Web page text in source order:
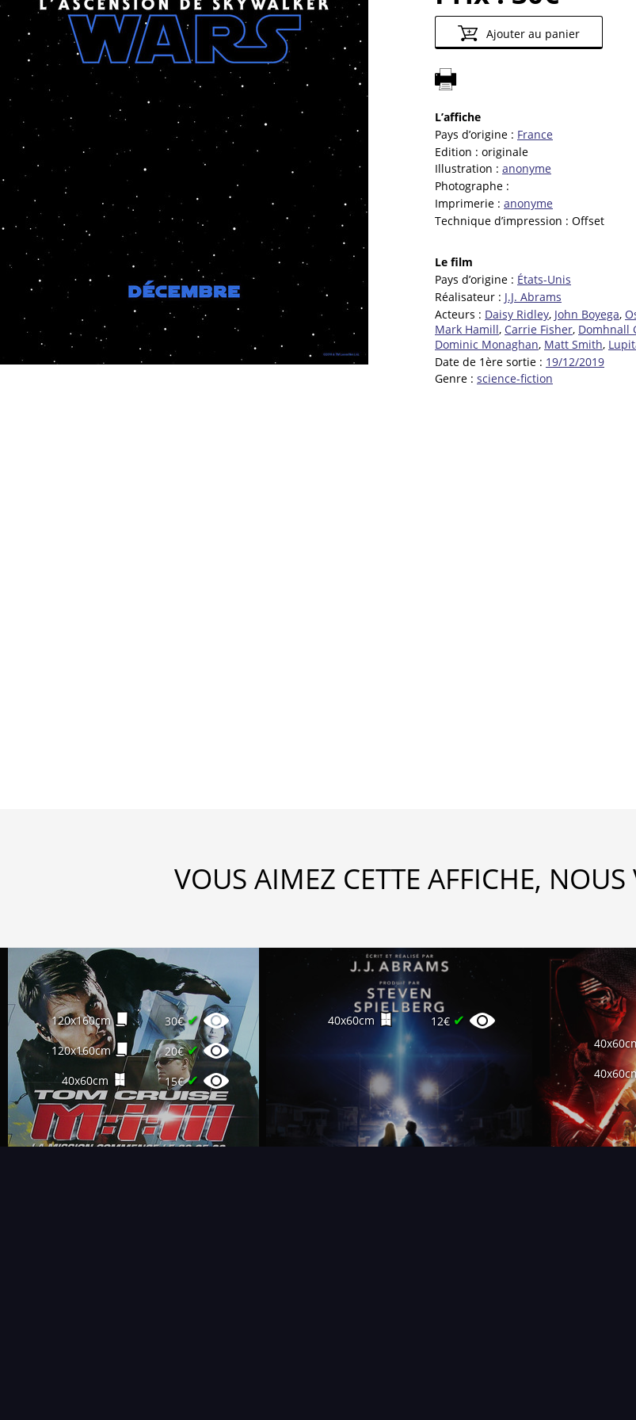
Ajouter au panier
L’affiche
Pays d’origine : France
Edition : originale
Illustration : anonyme
Photographe :
Imprimerie : anonyme
Technique d’impression : Offset
Le film
Pays d’origine : États-Unis
Réalisateur : J.J. Abrams
Acteurs : Daisy Ridley, John Boyega,
Mark Hamill, Carrie Fisher, Domhnall
Dominic Monaghan, Matt Smith,
Date de 1ère sortie : 19/12/2019
Genre : science-fiction
VOUS AIMEZ CETTE AFFICHE,
120x160cm 30€✔
120x160cm 20€✔
40x60cm 15€✔
40x60cm 12€ ✔